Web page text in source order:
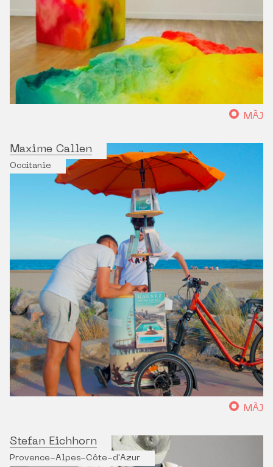
MÀJ
Maxime Callen
Occitanie
MÀJ
Stefan Eichhorn
Provence-Alpes-Côte-d'Azur